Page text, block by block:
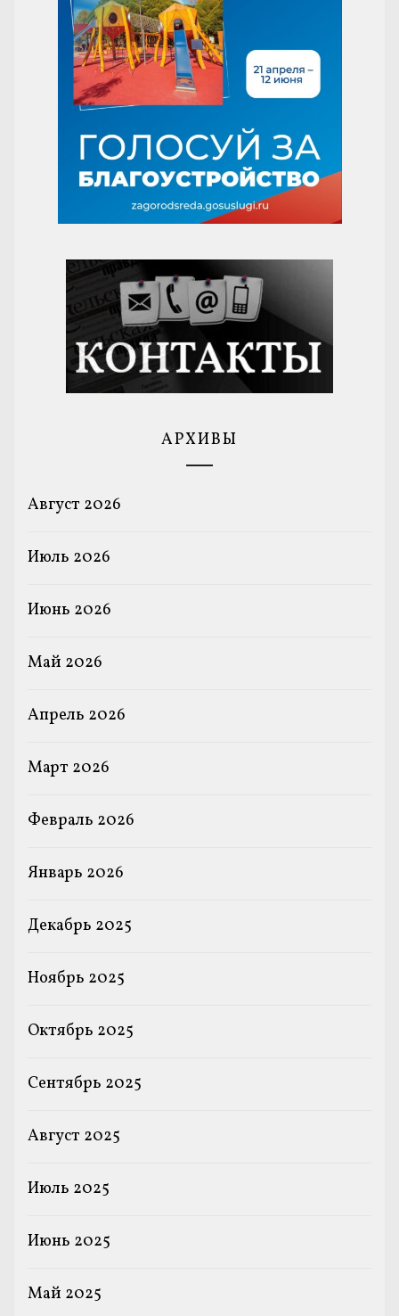
АРХИВЫ
Август 2026
Июль 2026
Июнь 2026
Май 2026
Апрель 2026
Март 2026
Февраль 2026
Январь 2026
Декабрь 2025
Ноябрь 2025
Октябрь 2025
Сентябрь 2025
Август 2025
Июль 2025
Июнь 2025
Май 2025